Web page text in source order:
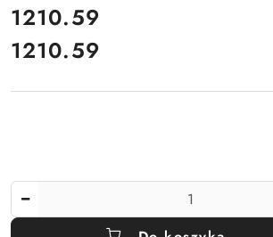
cena:
1210.59
Cena:
1210.59